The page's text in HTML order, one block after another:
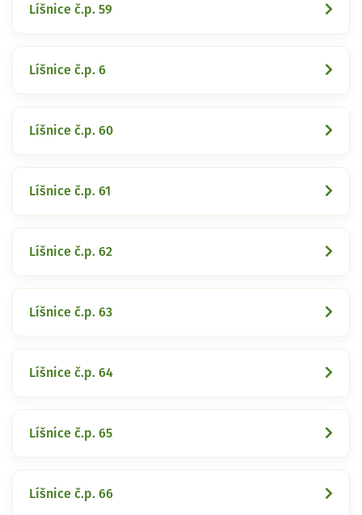
Líšnice č.p. 59
Líšnice č.p. 6
Líšnice č.p. 60
Líšnice č.p. 61
Líšnice č.p. 62
Líšnice č.p. 63
Líšnice č.p. 64
Líšnice č.p. 65
Líšnice č.p. 66